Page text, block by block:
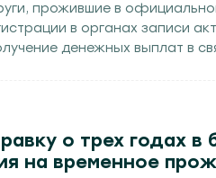
прожившие в
в органах записи
денежных выплат в
о трех годах в
на временное